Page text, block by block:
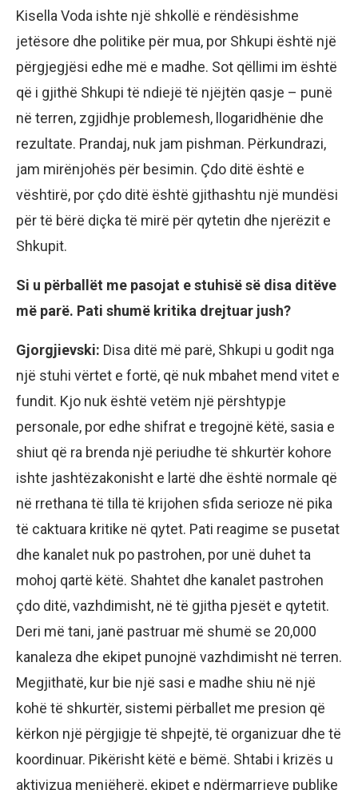
Kisella Voda ishte një shkollë e rëndësishme
jetësore dhe politike për mua, por Shkupi është një
përgjegjësi edhe më e madhe. Sot qëllimi im është
që i gjithë Shkupi të ndiejë të njëjtën qasje – punë
në terren, zgjidhje problemesh, llogaridhënie dhe
rezultate. Prandaj, nuk jam pishman. Përkundrazi,
jam mirënjohës për besimin. Çdo ditë është e
vështirë, por çdo ditë është gjithashtu një mundësi
për të bërë diçka të mirë për qytetin dhe njerëzit e
Shkupit.
Si u përballët me pasojat e stuhisë së disa ditëve
më parë. Pati shumë kritika drejtuar jush?
Gjorgjievski: Disa ditë më parë, Shkupi u godit nga
një stuhi vërtet e fortë, që nuk mbahet mend vitet e
fundit. Kjo nuk është vetëm një përshtypje
personale, por edhe shifrat e tregojnë këtë, sasia e
shiut që ra brenda një periudhe të shkurtër kohore
ishte jashtëzakonisht e lartë dhe është normale që
në rrethana të tilla të krijohen sfida serioze në pika
të caktuara kritike në qytet. Pati reagime se pusetat
dhe kanalet nuk po pastrohen, por unë duhet ta
mohoj qartë këtë. Shahtet dhe kanalet pastrohen
çdo ditë, vazhdimisht, në të gjitha pjesët e qytetit.
Deri më tani, janë pastruar më shumë se 20,000
kanaleza dhe ekipet punojnë vazhdimisht në terren.
Megjithatë, kur bie një sasi e madhe shiu në një
kohë të shkurtër, sistemi përballet me presion që
kërkon një përgjigje të shpejtë, të organizuar dhe të
koordinuar. Pikërisht këtë e bëmë. Shtabi i krizës u
aktivizua menjëherë, ekipet e ndërmarrjeve publike